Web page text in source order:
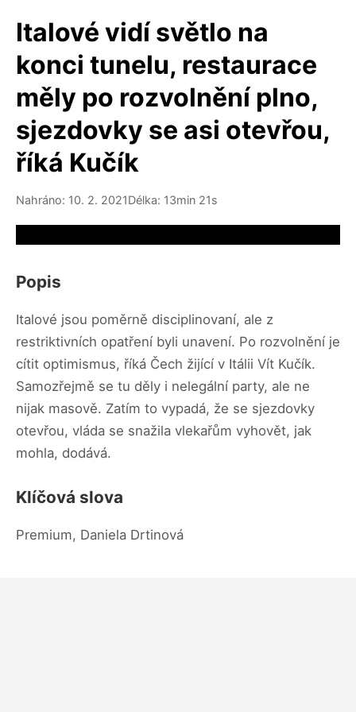
Italové vidí světlo na
konci tunelu, restaurace
měly po rozvolnění plno,
sjezdovky se asi otevřou,
říká Kučík
Nahráno: 10. 2. 2021Délka: 13min 21s
Popis
Italové jsou poměrně disciplinovaní, ale z
restriktivních opatření byli unavení. Po rozvolnění je
cítit optimismus, říká Čech žijící v Itálii Vít Kučík.
Samozřejmě se tu děly i nelegální party, ale ne
nijak masově. Zatím to vypadá, že se sjezdovky
otevřou, vláda se snažila vlekařům vyhovět, jak
mohla, dodává.
Klíčová slova
Premium, Daniela Drtinová